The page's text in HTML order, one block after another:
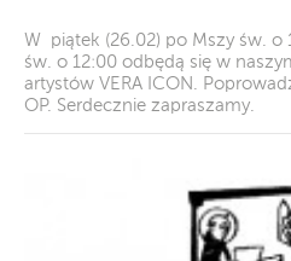
W piątek (26.02) po Mszy św. o
św. o 12:00 odbędą się w
artystów VERA ICON.
OP. Serdecznie zapraszamy.